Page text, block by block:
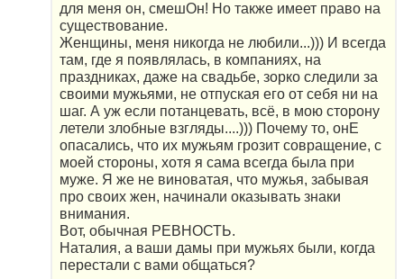
для меня он, смешОн! Но также имеет право на
существование.
Женщины, меня никогда не любили...))) И всегда
там, где я появлялась, в компаниях, на
праздниках, даже на свадьбе, зорко следили за
своими мужьями, не отпуская его от себя ни на
шаг. А уж если потанцевать, всё, в мою сторону
летели злобные взгляды....))) Почему то, онЕ
опасались, что их мужьям грозит совращение, с
моей стороны, хотя я сама всегда была при
муже. Я же не виноватая, что мужья, забывая
про своих жен, начинали оказывать знаки
внимания.
Вот, обычная РЕВНОСТЬ.
Наталия, а ваши дамы при мужьях были, когда
перестали с вами общаться?